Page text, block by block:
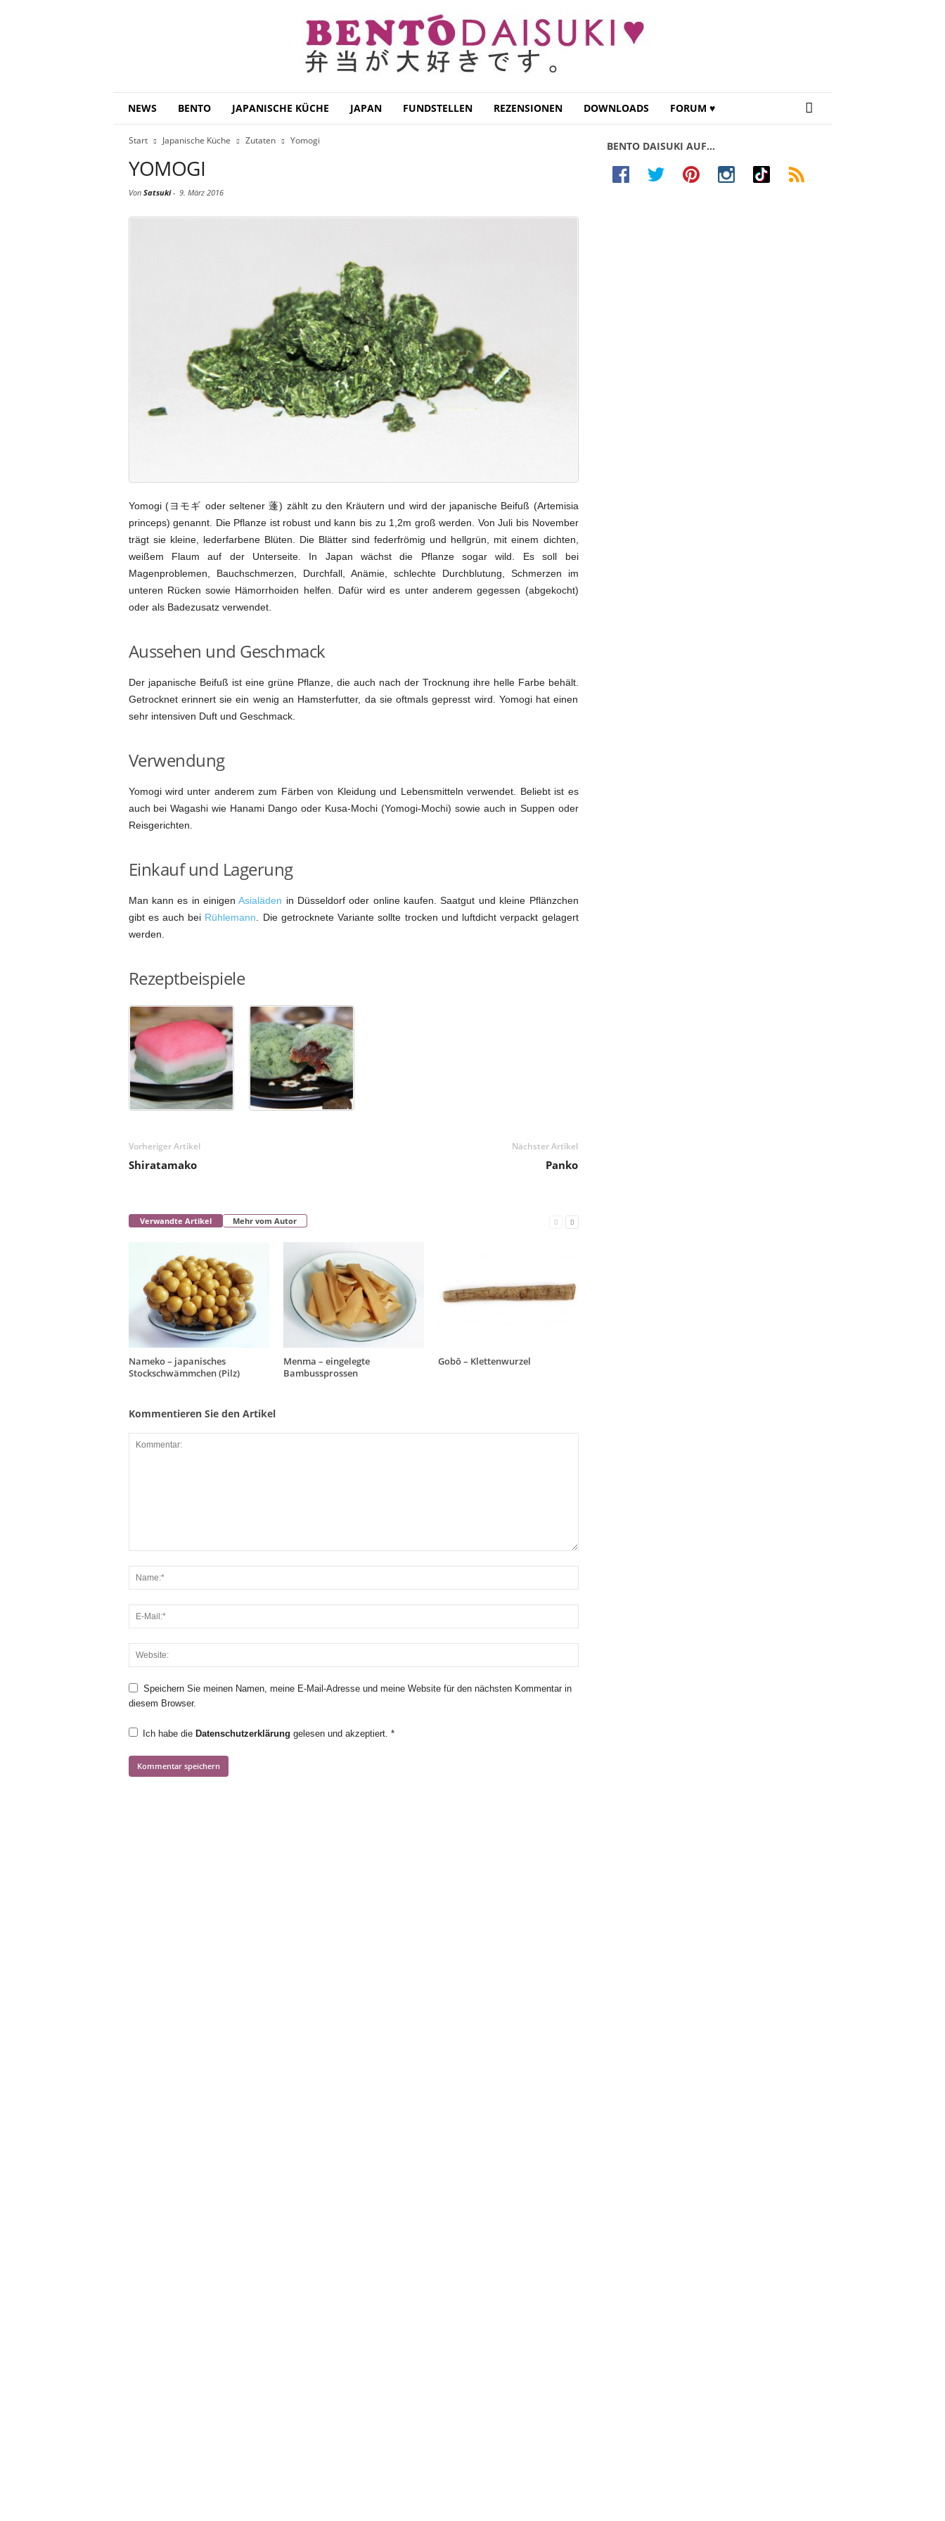
NEWS BENTO JAPANISCHE KÜCHE JAPAN FUNDSTELLEN REZENSIONEN DOWNLOADS FORUM ♥
Start Japanische Küche Zutaten Yomogi
YOMOGI
Von Satsuki- 9. März 2016
Yomogi (ヨモギ oder seltener 蓬) zählt zu den Kräutern und wird der japanische Beifuß (Artemisia
princeps) genannt. Die Pflanze ist robust und kann bis zu 1,2m groß werden. Von Juli bis November
trägt sie kleine, lederfarbene Blüten. Die Blätter sind federfrömig und hellgrün, mit einem dichten,
weißem Flaum auf der Unterseite. In Japan wächst die Pflanze sogar wild. Es soll bei
Magenproblemen, Bauchschmerzen, Durchfall, Anämie, schlechte Durchblutung, Schmerzen im
unteren Rücken sowie Hämorrhoiden helfen. Dafür wird es unter anderem gegessen (abgekocht)
oder als Badezusatz verwendet.
Aussehen und Geschmack
Der japanische Beifuß ist eine grüne Pflanze, die auch nach der Trocknung ihre helle Farbe behält.
Getrocknet erinnert sie ein wenig an Hamsterfutter, da sie oftmals gepresst wird. Yomogi hat einen
sehr intensiven Duft und Geschmack.
Verwendung
Yomogi wird unter anderem zum Färben von Kleidung und Lebensmitteln verwendet. Beliebt ist es
auch bei Wagashi wie Hanami Dango oder Kusa-Mochi (Yomogi-Mochi) sowie auch in Suppen oder
Reisgerichten.
Einkauf und Lagerung
Man kann es in einigenAsialäden in Düsseldorf oder online kaufen. Saatgut und kleine Pflänzchen
gibt es auch bei Rühlemann . Die getrocknete Variante sollte trocken und luftdicht verpackt gelagert
werden.
Rezeptbeispiele
Vorheriger Artikel
Shiratamako
Nächster Artikel
Panko
Verwandte Artikel Mehr vom Autor
Nameko – japanisches
Stockschwämmchen (Pilz)
Menma – eingelegte
Bambussprossen
Gobō – Klettenwurzel
Kommentieren Sie den Artikel
Speichern Sie meinen Namen, meine E-Mail-Adresse und meine Website für den nächsten Kommentar in
diesem Browser.
Ich habe die Datenschutzerklärung gelesen und akzeptiert. *
BENTO DAISUKI AUF…